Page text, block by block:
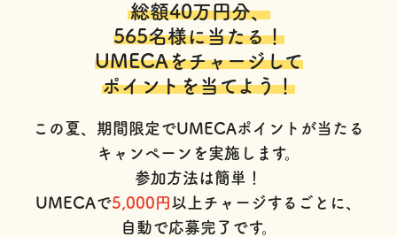
総額40万円分、
565名様に当たる！
UMECAをチャージして
ポイントを当てよう！
この夏、期間限定でUMECAポイントが当たる
キャンペーンを実施します。
参加方法は簡単！
UMECAで5,000円以上チャージするごとに、
自動で応募完了です。